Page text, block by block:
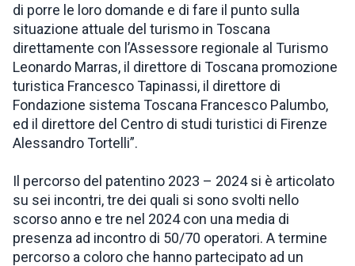
di porre le loro domande e di fare il punto sulla
situazione attuale del turismo in Toscana
direttamente con l’Assessore regionale al Turismo
Leonardo Marras, il direttore di Toscana promozione
turistica Francesco Tapinassi, il direttore di
Fondazione sistema Toscana Francesco Palumbo,
ed il direttore del Centro di studi turistici di Firenze
Alessandro Tortelli”.
Il percorso del patentino 2023 – 2024 si è articolato
su sei incontri, tre dei quali si sono svolti nello
scorso anno e tre nel 2024 con una media di
presenza ad incontro di 50/70 operatori. A termine
percorso a coloro che hanno partecipato ad un